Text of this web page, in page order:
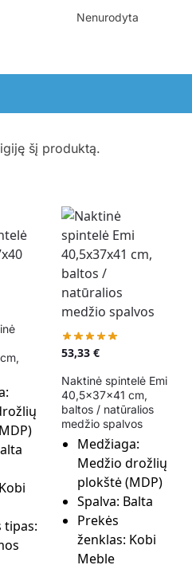
Nenurodyta
šį produktą.
Kobi
tipas:
53,33€
Naktinė spintelė Emi
40,5x37x41 cm,
baltos / natūralios
medžio spalvos
Medžiaga:
Medžio drožlių
plokštė (MDP)
Spalva: Balta
Prekės
ženklas: Kobi
Meble